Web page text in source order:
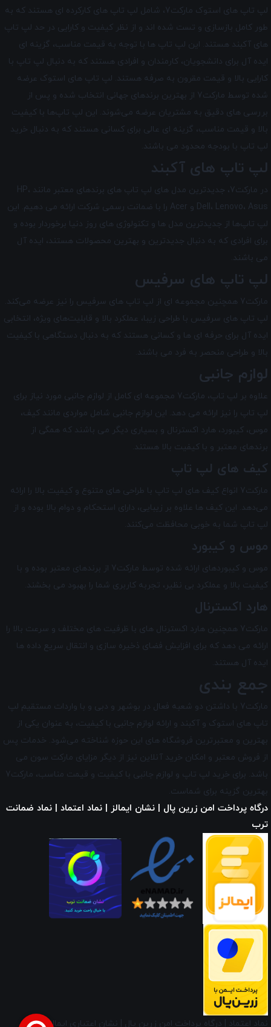
لپ تاپ های استوک مارکت7، شامل لپ تاپ های کارکرده ای هستند که به
طور کامل بازسازی و تست شده اند و از نظر کیفیت و کارایی در حد لپ تاپ
های آکبند هستند. این لپ تاپ ها با توجه به قیمت مناسب، گزینه ای
ایده آل برای دانشجویان، کارمندان و افرادی هستند که به دنبال لپ تاپ با
کارایی بالا و قیمت مقرون به صرفه هستند. لپ تاپ‌ های استوک عرضه
شده توسط مارکت7 از بهترین برندهای جهانی انتخاب شده و پس از
بررسی‌ های دقیق به مشتریان عرضه می‌شوند. این لپ تاپ‌ها با کیفیت
بالا و قیمت مناسب، گزینه ‌ای عالی برای کسانی هستند که به دنبال خرید
لپ تاپ با بودجه محدود می‌ باشند.
لپ تاپ های آکبند
در مارکت7، جدیدترین مدل های لپ تاپ های برندهای معتبر مانند HP،
Dell، Lenovo، Asus و Acer را با ضمانت رسمی شرکت ارائه می دهیم. این
لپ تاپ‌ها از جدیدترین مدل ‌ها و تکنولوژی های روز دنیا برخوردار بوده و
برای افرادی که به دنبال جدیدترین و بهترین محصولات هستند، ایده آل
می ‌باشند.
لپ تاپ های سرفیس
مارکت7 همچنین مجموعه ای از لپ تاپ‌ های سرفیس را نیز عرضه می‌کند.
لپ تاپ‌ های سرفیس با طراحی زیبا، عملکرد بالا و قابلیت‌های ویژه، انتخابی
ایده آل برای حرفه ای ها و کسانی هستند که به دنبال دستگاهی با کیفیت
بالا و طراحی منحصر به فرد می باشند.
لوازم جانبی
علاوه بر لپ تاپ، مارکت7 مجموعه ای کامل از لوازم جانبی مورد نیاز برای
لپ تاپ را نیز ارائه می دهد. این لوازم جانبی شامل مواردی مانند کیف،
موس، کیبورد، هارد اکسترنال و بسیاری دیگر می باشند که همگی از
برندهای معتبر و با کیفیت بالا هستند.
کیف ‌های لپ تاپ
مارکت7 انواع کیف ‌های لپ تاپ با طراحی‌ های متنوع و کیفیت بالا را ارائه
می‌دهد. این کیف ‌ها علاوه بر زیبایی، دارای استحکام و دوام بالا بوده و از
لپ تاپ شما به خوبی محافظت می‌کنند.
موس و کیبورد
موس و کیبورد‌های ارائه شده توسط مارکت7 از برندهای معتبر بوده و با
کیفیت بالا و عملکرد بی ‌نظیر، تجربه کاربری شما را بهبود می‌ بخشند.
هارد اکسترنال
مارکت7 همچنین هارد اکسترنال های با ظرفیت های مختلف و سرعت بالا را
ارائه می دهد که برای افزایش فضای ذخیره‌ سازی و انتقال سریع داده ها
ایده آل هستند.
جمع بندی
مارکت7 با داشتن دو شعبه فعال در بوشهر و دبی و با واردات مستقیم لپ
تاپ‌ های استوک و آکبند و ارائه لوازم جانبی با کیفیت، به عنوان یکی از
بهترین و معتبرترین فروشگاه های این حوزه شناخته می‌شود. خدمات پس
از فروش معتبر و امکان خرید آنلاین نیز از دیگر مزایای مارکت سون می
باشد. برای خرید لپ تاپ و لوازم جانبی با کیفیت و قیمت مناسب، مارکت7
بهترین گزینه برای شماست.
درگاه پرداخت امن زرین پال | نشان ایمالز | نماد اعتماد | نماد ضمانت
ترب
نماد اعتماد درگاه پرداخت امن زرین پال نشان اعتباری ایمالز |